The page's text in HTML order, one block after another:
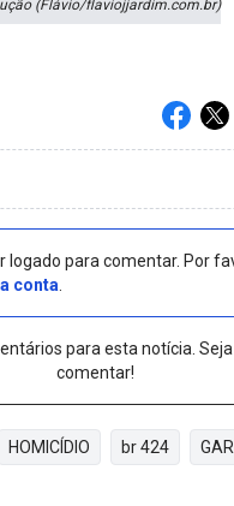
(Flávio/flaviojjardim.com.br)
logado para comentar. Por
conta
para esta notícia.
comentar!
HOMICÍDIO br 424